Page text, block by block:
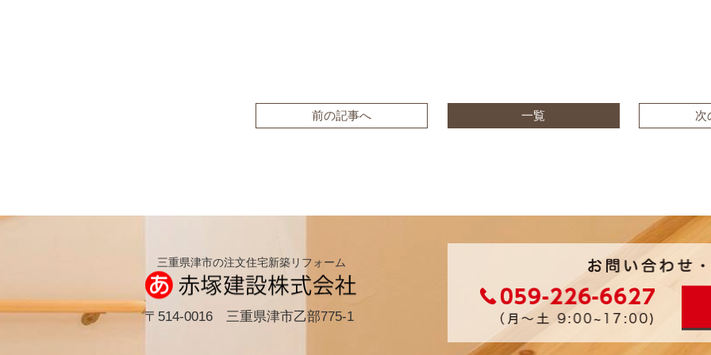
前の記事へ 一覧 次
三重県津市の注文住宅新築リフォーム
〒514-0016 三重県津市乙部775-1